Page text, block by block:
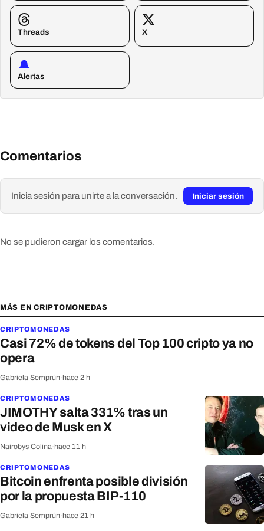
Threads X
Alertas
Comentarios
Inicia sesión para unirte a la conversación. Iniciar sesión
No se pudieron cargar los comentarios.
MÁS EN CRIPTOMONEDAS
CRIPTOMONEDAS
Casi 72% de tokens del Top 100 cripto ya no
opera
Gabriela Semprún hace 2 h
CRIPTOMONEDAS
JIMOTHY salta 331% tras un
video de Musk en X
Nairobys Colina hace 11 h
CRIPTOMONEDAS
Bitcoin enfrenta posible división
por la propuesta BIP-110
Gabriela Semprún hace 21 h